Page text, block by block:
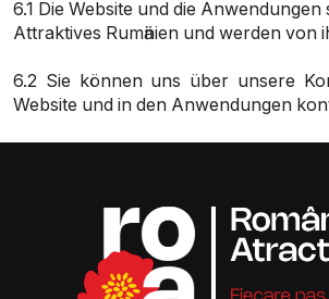
6.1 Die Website und die
Attraktives Rumӓnien und werden von
6.2 Sie können uns über unsere
Website und in den Anwendungen